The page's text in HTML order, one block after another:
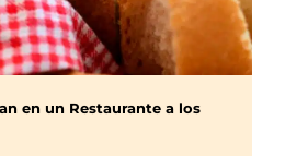
en un Restaurante a los